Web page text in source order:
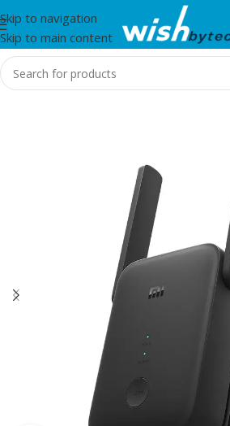
Skip to navigation
Skip to main content
Home/IT